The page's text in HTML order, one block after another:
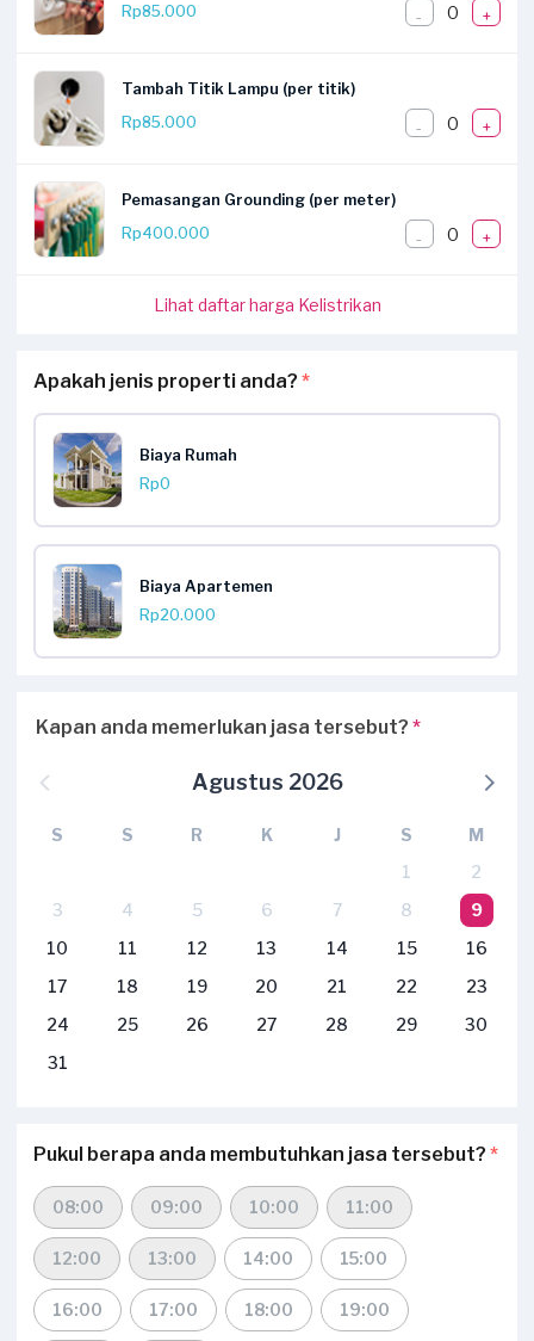
Rp85.000
- 0 +
Tambah Titik Lampu (per titik)
Rp85.000
- 0 +
Pemasangan Grounding (per meter)
Rp400.000
- 0 +
Lihat daftar harga Kelistrikan
Apakah jenis properti anda? *
Biaya Rumah
Rp0
Biaya Apartemen
Rp20.000
Kapan anda memerlukan jasa tersebut? *
Agustus 2026
S S R K J S
M
1
2
3
4 5 6 7 8
9
10
11 12 13 14 15
16
17
18 19 20 21 22
23
24
25 26 27 28 29
30
31
Pukul berapa anda membutuhkan jasa tersebut? *
08:00 09:00 10:00 11:00
12:00 13:00 14:00 15:00
16:00 17:00 18:00 19:00